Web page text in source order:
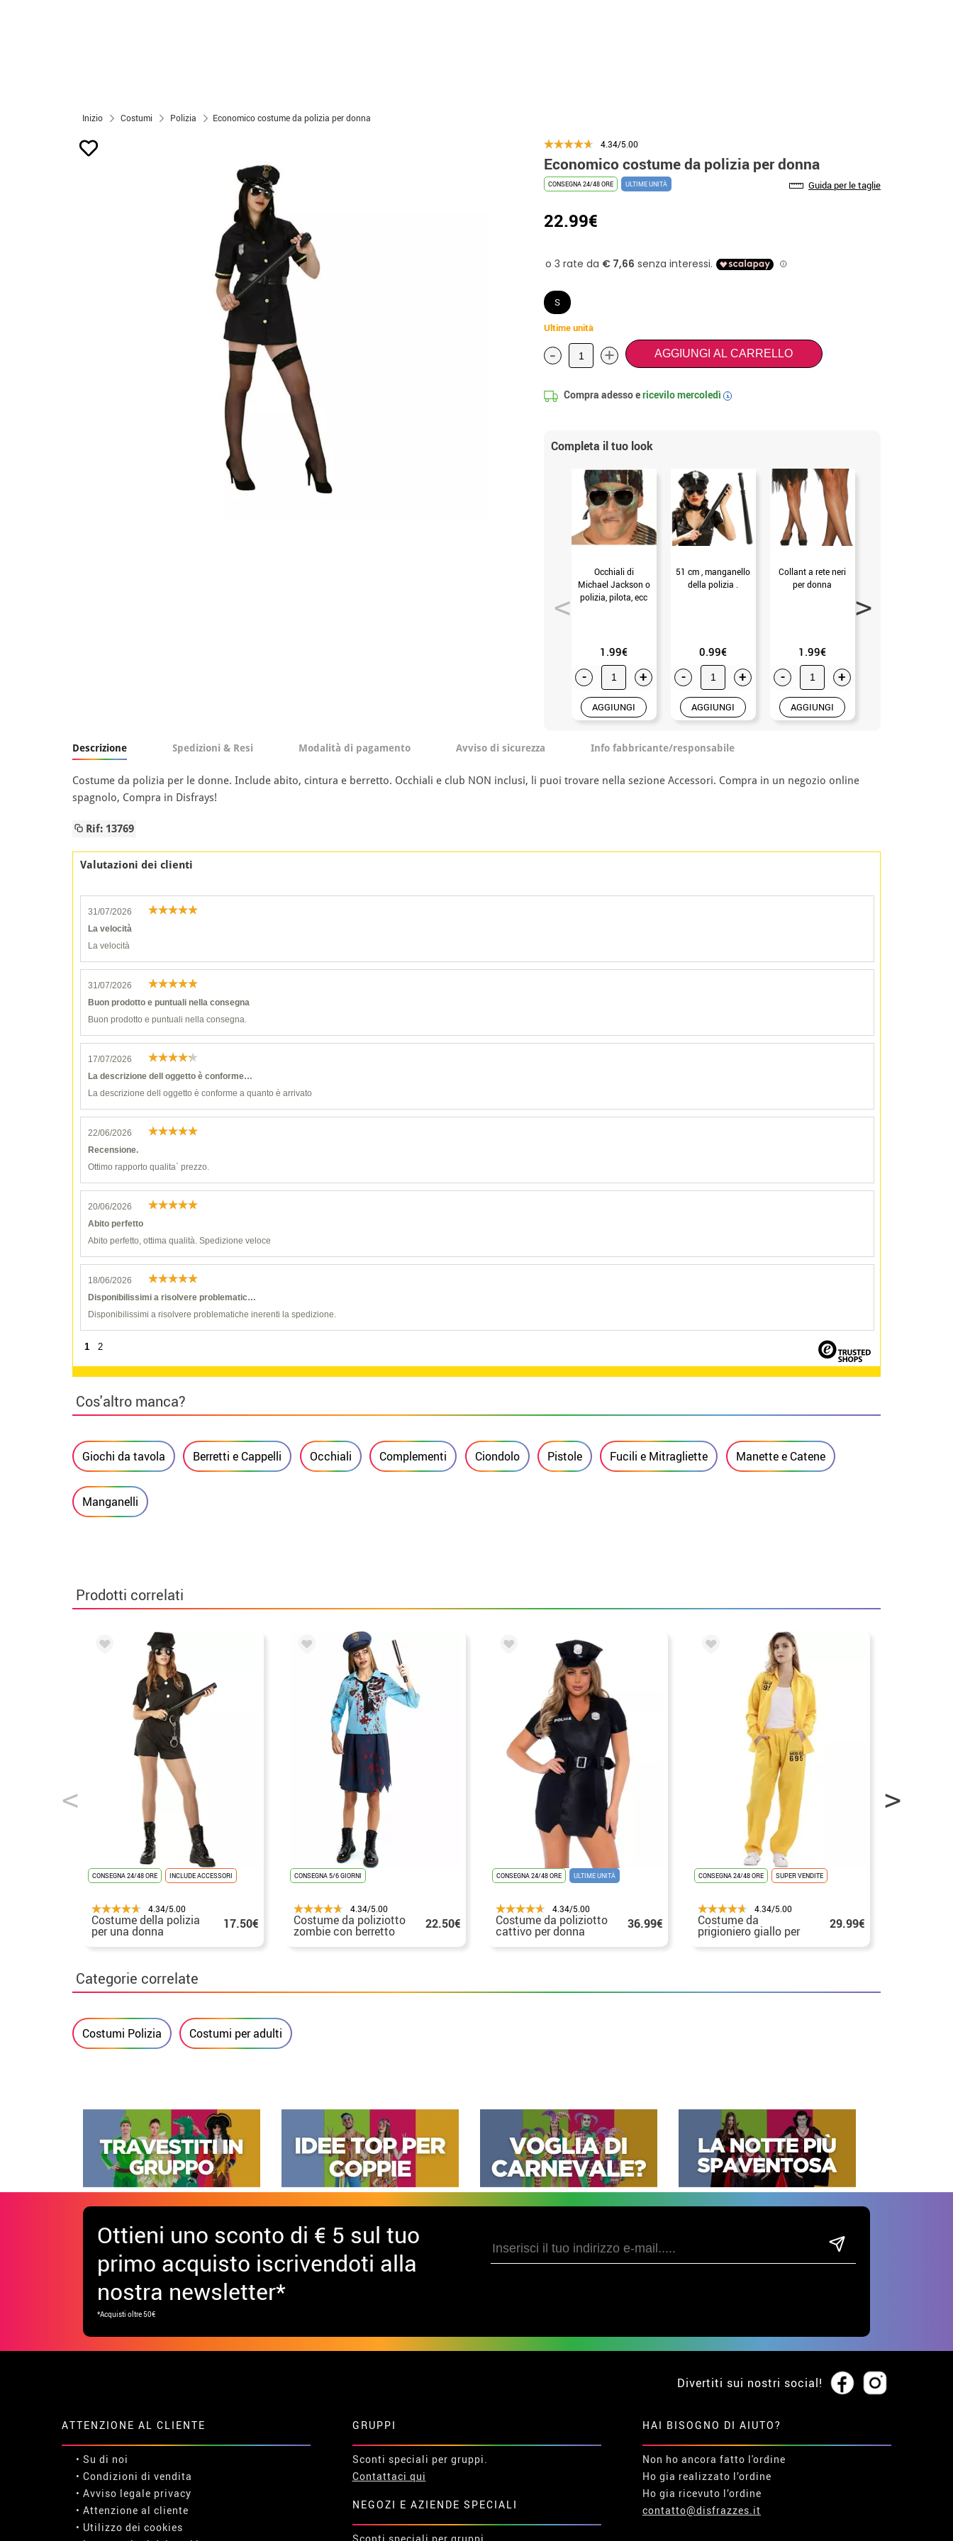
Inizio Costumi Polizia Economico costume da polizia per donna
4.34/5.00
Economico costume da polizia per donna
CONSEGNA 24/48 ORE ULTIME UNITÀ Guida per le taglie
22.99€
S
Ultime unità
- + AGGIUNGI AL CARRELLO
Compra adesso ericevilomercoledì i
Completa il tuo look
Occhiali di
Michael Jackson o
polizia, pilota, ecc
1.99€
- +
AGGIUNGI
51 cm , manganello
della polizia .
0.99€
- +
AGGIUNGI
Collant a rete neri
per donna
1.99€
- +
AGGIUNGI
Descrizione Spedizioni & Resi Modalità di pagamento Avviso di sicurezza Info fabbricante/responsabile
Costume da polizia per le donne. Include abito, cintura e berretto. Occhiali e club NON inclusi, li puoi trovare nella sezione Accessori. Compra in un negozio online
spagnolo, Compra in Disfrays!
Rif: 13769
Valutazioni dei clienti
31/07/2026
La velocità
La velocità
31/07/2026
Buon prodotto e puntuali nella consegna
Buon prodotto e puntuali nella consegna.
17/07/2026
La descrizione dell oggetto è conforme…
La descrizione dell oggetto è conforme a quanto è arrivato
22/06/2026
Recensione.
Ottimo rapporto qualita` prezzo.
20/06/2026
Abito perfetto
Abito perfetto, ottima qualità. Spedizione veloce
18/06/2026
Disponibilissimi a risolvere problematic…
Disponibilissimi a risolvere problematiche inerenti la spedizione.
1 2
Cos'altro manca?
Giochi da tavola Berretti e Cappelli Occhiali Complementi Ciondolo Pistole Fucili e Mitragliette Manette e Catene
Manganelli
Prodotti correlati
CONSEGNA 24/48 ORE INCLUDE ACCESSORI
4.34/5.00
Costume della polizia
per una donna 17.50€
CONSEGNA 5/6 GIORNI
4.34/5.00
Costume da poliziotto
zombie con berretto 22.50€
CONSEGNA 24/48 ORE ULTIME UNITÀ
4.34/5.00
Costume da poliziotto
cattivo per donna 36.99€
CONSEGNA 24/48 ORE SUPER VENDITE
4.34/5.00
Costume da
prigioniero giallo per
donna
29.99€
Categorie correlate
Costumi Polizia Costumi per adulti
Ottieni uno sconto di € 5 sul tuo
primo acquisto iscrivendoti alla
nostra newsletter*
*Acquisti oltre 50€
Divertiti sui nostri social!
ATTENZIONE AL CLIENTE
• Su di noi
• Condizioni di vendita
• Avviso legale privacy
• Attenzione al cliente
• Utilizzo dei cookies
GRUPPI
Sconti speciali per gruppi.
Contattaci qui
NEGOZI E AZIENDE SPECIALI
Sconti speciali per gruppi.
HAI BISOGNO DI AIUTO?
Non ho ancora fatto l'ordine
Ho gia realizzato l’ordine
Ho gia ricevuto l’ordine
contatto@disfrazzes.it